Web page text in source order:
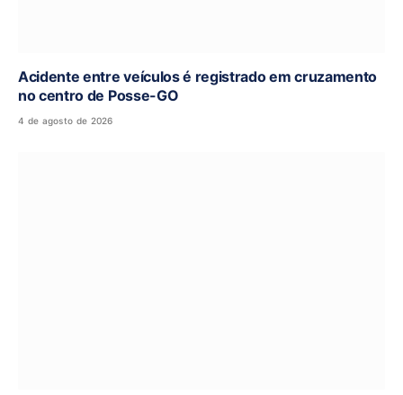
Acidente entre veículos é registrado em cruzamento
no centro de Posse-GO
4 de agosto de 2026